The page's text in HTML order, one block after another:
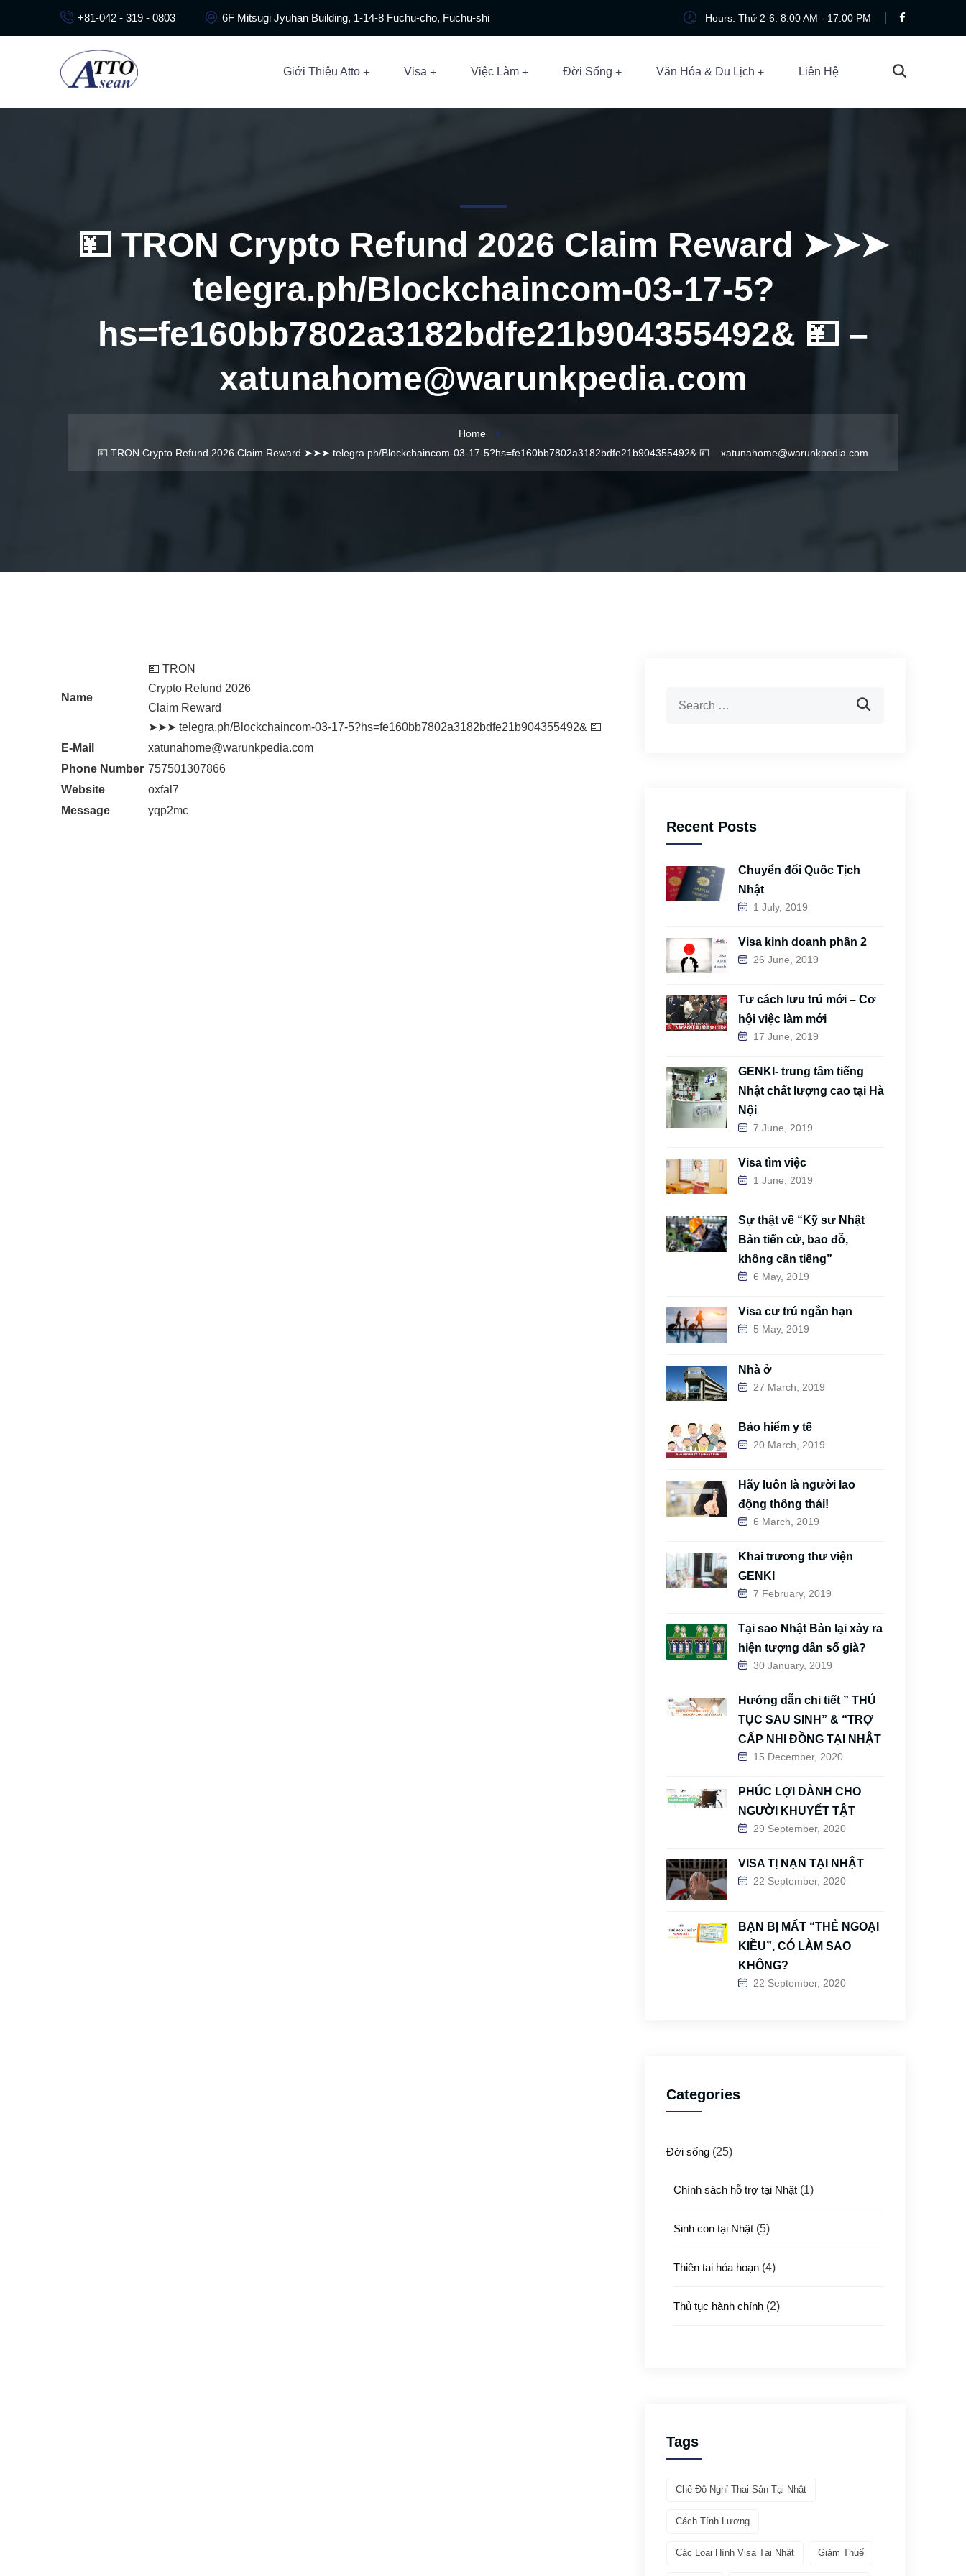
+81-042 - 319 - 0803 6F Mitsugi Jyuhan Building, 1-14-8 Fuchu-cho, Fuchu-shi Hours: Thứ 2-6: 8.00 AM - 17.00 PM
Giới Thiệu Atto Visa Việc Làm Đời Sống Văn Hóa & Du Lịch Liên Hệ
💴 TRON Crypto Refund 2026 Claim Reward ➤➤➤
telegra.ph/Blockchaincom-03-17-5?
hs=fe160bb7802a3182bdfe21b904355492& 💴 –
xatunahome@warunkpedia.com
Home
💴 TRON Crypto Refund 2026 Claim Reward ➤➤➤ telegra.ph/Blockchaincom-03-17-5?hs=fe160bb7802a3182bdfe21b904355492& 💴 – xatunahome@warunkpedia.com
Name
💴 TRON
Crypto Refund 2026
Claim Reward
➤➤➤ telegra.ph/Blockchaincom-03-17-5?hs=fe160bb7802a3182bdfe21b904355492& 💴
E-Mail
xatunahome@warunkpedia.com
Phone Number 757501307866
Website
oxfal7
Message
yqp2mc
Recent Posts
Chuyển đổi Quốc Tịch
Nhật
1 July, 2019
Visa kinh doanh phần 2
26 June, 2019
Tư cách lưu trú mới – Cơ
hội việc làm mới
17 June, 2019
GENKI- trung tâm tiếng
Nhật chất lượng cao tại Hà
Nội
7 June, 2019
Visa tìm việc
1 June, 2019
Sự thật về “Kỹ sư Nhật
Bản tiến cử, bao đỗ,
không cần tiếng”
6 May, 2019
Visa cư trú ngắn hạn
5 May, 2019
Nhà ở
27 March, 2019
Bảo hiểm y tế
20 March, 2019
Hãy luôn là người lao
động thông thái!
6 March, 2019
Khai trương thư viện
GENKI
7 February, 2019
Tại sao Nhật Bản lại xảy ra
hiện tượng dân số già?
30 January, 2019
Hướng dẫn chi tiết ” THỦ
TỤC SAU SINH” & “TRỢ
CẤP NHI ĐỒNG TẠI NHẬT
15 December, 2020
PHÚC LỢI DÀNH CHO
NGƯỜI KHUYẾT TẬT
29 September, 2020
VISA TỊ NẠN TẠI NHẬT
22 September, 2020
BẠN BỊ MẤT “THẺ NGOẠI
KIỀU”, CÓ LÀM SAO
KHÔNG?
22 September, 2020
Categories
Đời sống (25)
Chính sách hỗ trợ tại Nhật (1)
Sinh con tại Nhật (5)
Thiên tai hỏa hoạn (4)
Thủ tục hành chính (2)
Văn hóa & Du lịch
Tags
Chế Độ Nghỉ Thai Sản Tại Nhật
Cách Tính Lương
Các Loại Hình Visa Tại Nhật Giảm Thuế